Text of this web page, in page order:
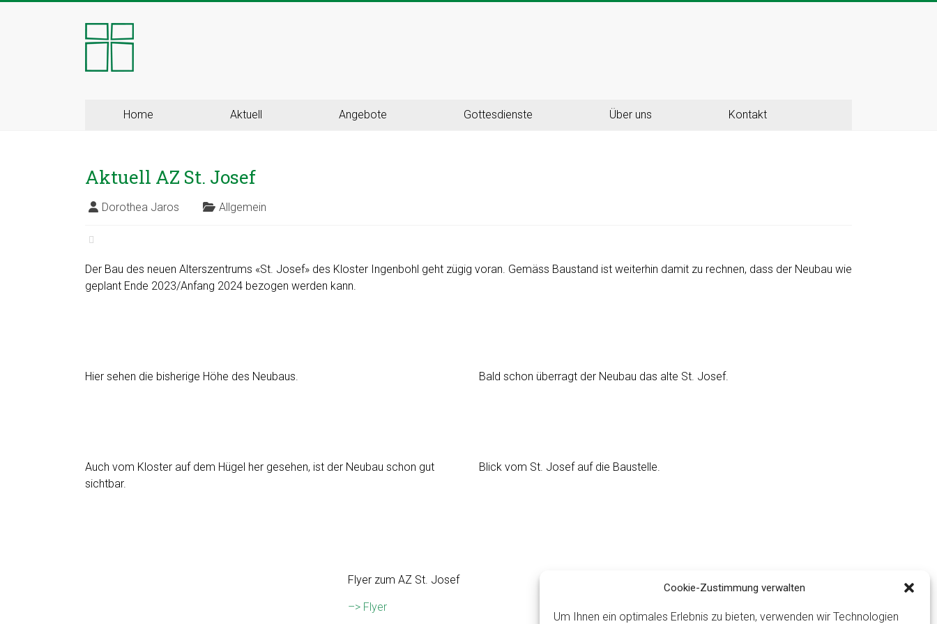
Cookie-Zustimmung verwalten
Um Ihnen ein optimales Erlebnis zu bieten, verwenden wir Technologien
Kloster
Ingenbohl
Provinz
Herzlich
bei
Ingenbohler
Home Aktuell Angebote Gottesdienste Über uns Kontakt
Aktuell AZ St. Josef
Dorothea Jaros Allgemein
Der Bau des neuen Alterszentrums «St. Josef» des Kloster Ingenbohl geht zügig voran. Gemäss Baustand ist weiterhin damit zu rechnen, dass der Neubau wie
geplant Ende 2023/Anfang 2024 bezogen werden kann.
Hier sehen die bisherige Höhe des Neubaus. Bald schon überragt der Neubau das alte St. Josef.
Auch vom Kloster auf dem Hügel her gesehen, ist der Neubau schon gut
sichtbar.
Blick vom St. Josef auf die Baustelle.
Flyer zum AZ St. Josef
–> Flyer